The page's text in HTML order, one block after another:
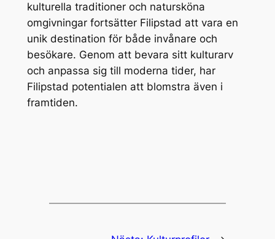
kulturella traditioner och natursköna
omgivningar fortsätter Filipstad att vara en
unik destination för både invånare och
besökare. Genom att bevara sitt kulturarv
och anpassa sig till moderna tider, har
Filipstad potentialen att blomstra även i
framtiden.